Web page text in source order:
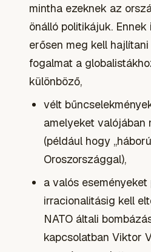
mintha ezeknek az
önálló politikájuk.
erősen meg kell
fogalmat a
különböző,
vélt
amelyeket valójában
(például hogy
Oroszországgal),
a valós
irracionalitásig kell
NATO általi
kapcsolatban Viktor